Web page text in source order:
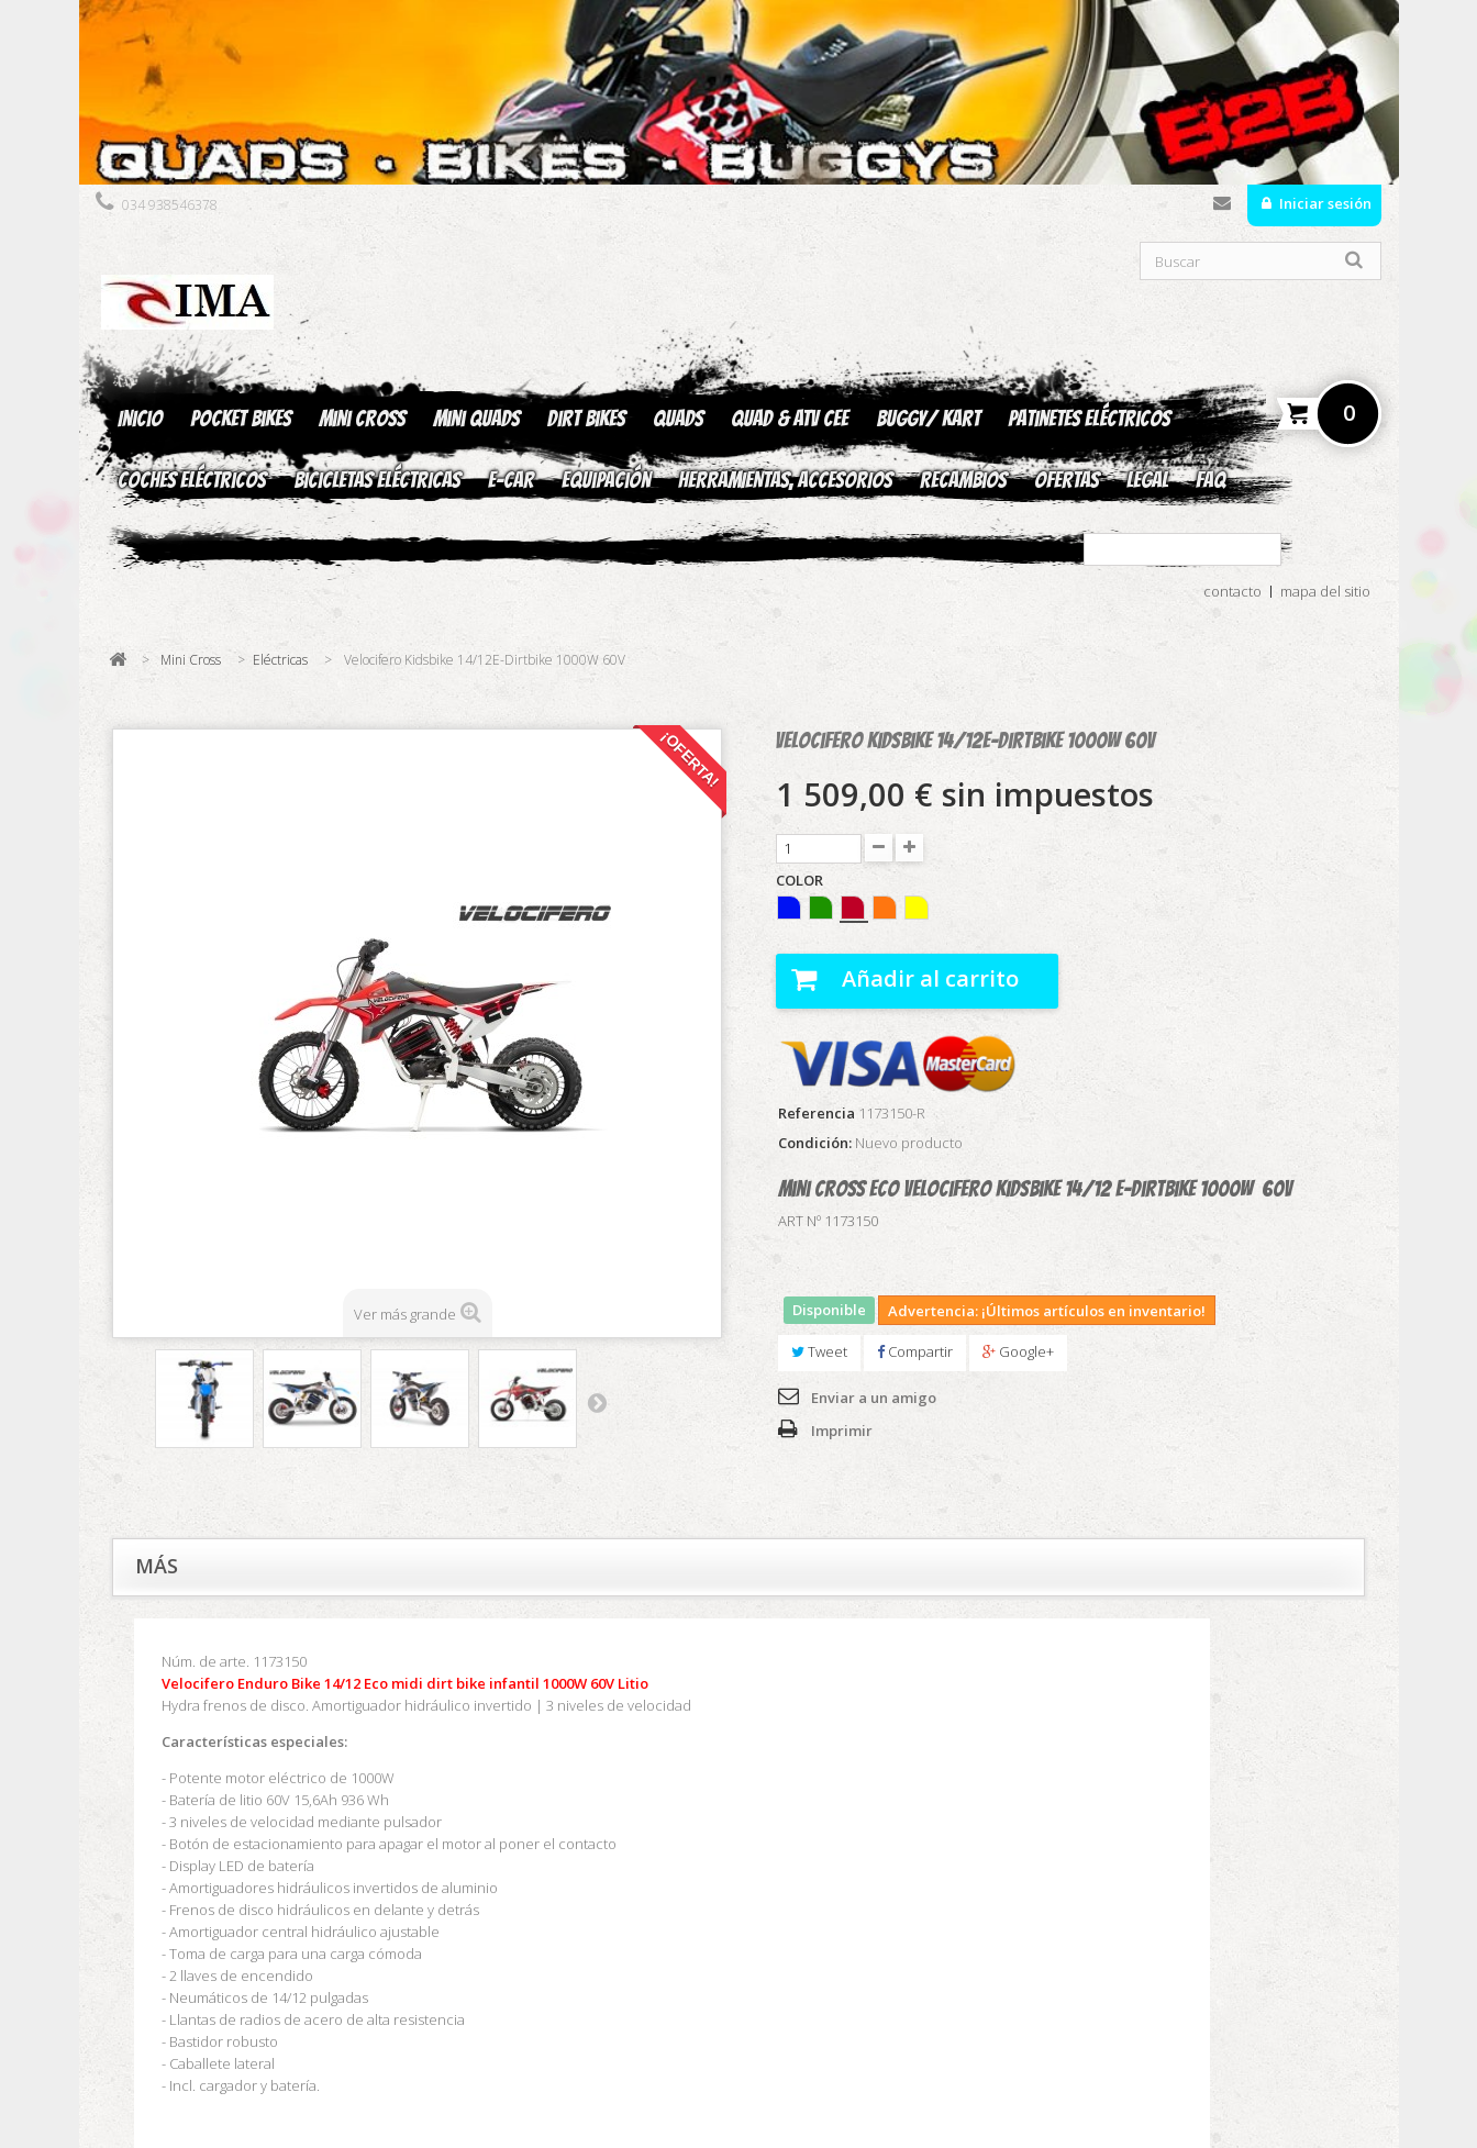
Iniciar sesión
034 938546378
0
Inicio Pocket Bikes Mini Cross Mini Quads Dirt Bikes Quads QUAD & ATV CEE Buggy/ kart Patinetes Eléctricos
Coches Eléctricos Bicicletas Eléctricas E-CAR Equipación HERRAMIENTAS, ACCESORIOS Recambios OFERTAS Legal fAQ
contacto mapa del sitio
> Mini Cross > Eléctricas > Velocifero Kidsbike 14/12E-Dirtbike 1000W 60V
¡OFERTA!
Ver más grande
Velocifero Kidsbike 14/12E-Dirtbike 1000W 60V
1 509,00 € sin impuestos
COLOR
Añadir al carrito
Referencia 1173150-R
Condición: Nuevo producto
Mini Cross Eco Velocifero Kidsbike 14/12 E-Dirtbike 1000W 60v
ART Nº 1173150
Disponible Advertencia: ¡Últimos artículos en inventario!
Tweet Compartir Google+
Enviar a un amigo
Imprimir
MÁS
Núm. de arte. 1173150
Velocifero Enduro Bike 14/12 Eco midi dirt bike infantil 1000W 60V Litio
Hydra frenos de disco. Amortiguador hidráulico invertido | 3 niveles de velocidad
Características especiales:
- Potente motor eléctrico de 1000W
- Batería de litio 60V 15,6Ah 936 Wh
- 3 niveles de velocidad mediante pulsador
- Botón de estacionamiento para apagar el motor al poner el contacto
- Display LED de batería
- Amortiguadores hidráulicos invertidos de aluminio
- Frenos de disco hidráulicos en delante y detrás
- Amortiguador central hidráulico ajustable
- Toma de carga para una carga cómoda
- 2 llaves de encendido
- Neumáticos de 14/12 pulgadas
- Llantas de radios de acero de alta resistencia
- Bastidor robusto
- Caballete lateral
- Incl. cargador y batería.